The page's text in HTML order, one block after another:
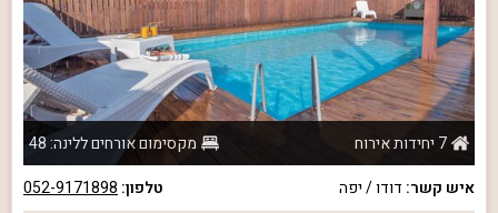
7 יחידות אירוח
מקסימום אורחים ללינה: 48
איש קשר: דודו / יפה טלפון: 052-9171898